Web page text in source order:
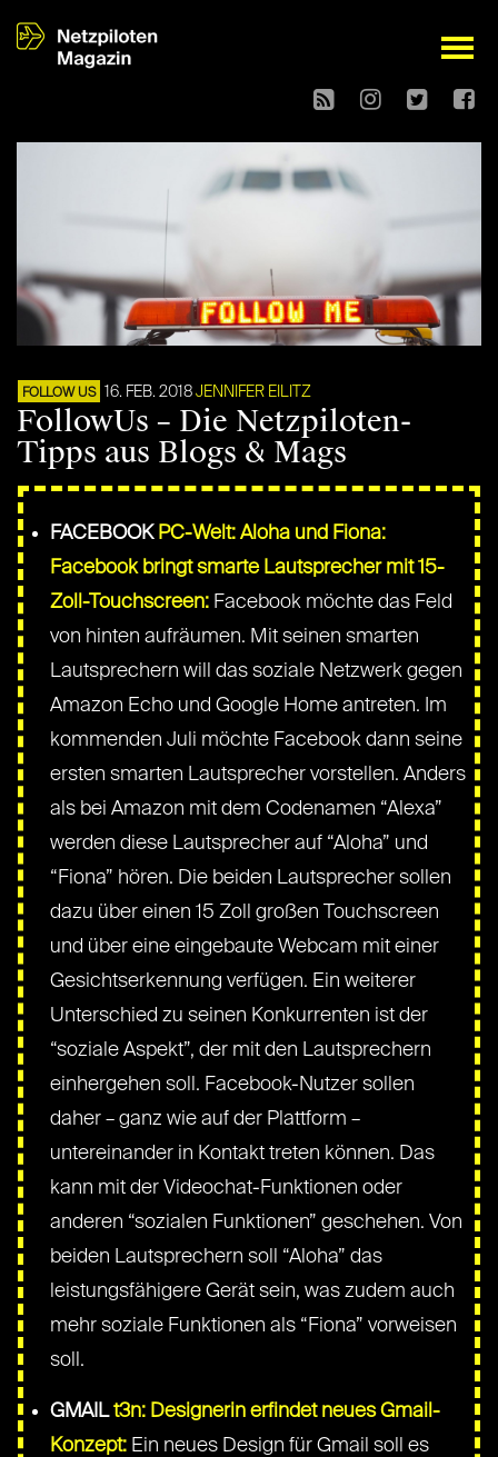
open
FOLLOW US 16. FEB. 2018 JENNIFER EILITZ
FollowUs – Die Netzpiloten-
Tipps aus Blogs & Mags
FACEBOOK PC-Welt: Aloha und Fiona:
Facebook bringt smarte Lautsprecher mit 15-
Zoll-Touchscreen: Facebook möchte das Feld
von hinten aufräumen. Mit seinen smarten
Lautsprechern will das soziale Netzwerk gegen
Amazon Echo und Google Home antreten. Im
kommenden Juli möchte Facebook dann seine
ersten smarten Lautsprecher vorstellen. Anders
als bei Amazon mit dem Codenamen “Alexa”
werden diese Lautsprecher auf “Aloha” und
“Fiona” hören. Die beiden Lautsprecher sollen
dazu über einen 15 Zoll großen Touchscreen
und über eine eingebaute Webcam mit einer
Gesichtserkennung verfügen. Ein weiterer
Unterschied zu seinen Konkurrenten ist der
“soziale Aspekt”, der mit den Lautsprechern
einhergehen soll. Facebook-Nutzer sollen
daher – ganz wie auf der Plattform –
untereinander in Kontakt treten können. Das
kann mit der Videochat-Funktionen oder
anderen “sozialen Funktionen” geschehen. Von
beiden Lautsprechern soll “Aloha” das
leistungsfähigere Gerät sein, was zudem auch
mehr soziale Funktionen als “Fiona” vorweisen
soll.
GMAILt3n: Designerin erfindet neues Gmail-
Konzept: Ein neues Design für Gmail soll es